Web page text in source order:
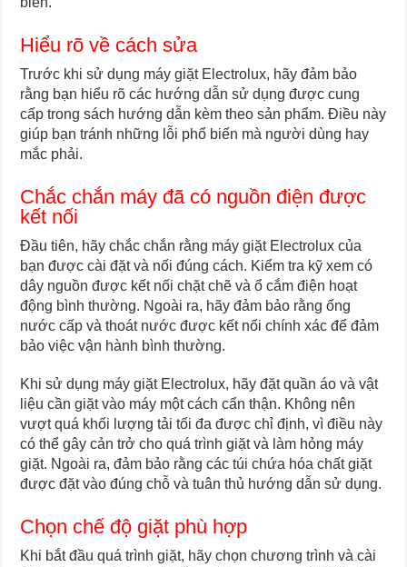
Hiểu rõ về cách sửa
Trước khi sử dụng máy giặt Electrolux, hãy đảm bảo
rằng bạn hiểu rõ các hướng dẫn sử dụng được cung
cấp trong sách hướng dẫn kèm theo sản phẩm. Điều này
giúp bạn tránh những lỗi phổ biến mà người dùng hay
mắc phải.
Chắc chắn máy đã có nguồn điện được
kết nối
Đầu tiên, hãy chắc chắn rằng máy giặt Electrolux của
bạn được cài đặt và nối đúng cách. Kiểm tra kỹ xem có
dây nguồn được kết nối chặt chẽ và ổ cắm điện hoạt
động bình thường. Ngoài ra, hãy đảm bảo rằng ống
nước cấp và thoát nước được kết nối chính xác để đảm
bảo việc vận hành bình thường.
Khi sử dụng máy giặt Electrolux, hãy đặt quần áo và vật
liệu cần giặt vào máy một cách cẩn thận. Không nên
vượt quá khối lượng tải tối đa được chỉ định, vì điều này
có thể gây cản trở cho quá trình giặt và làm hỏng máy
giặt. Ngoài ra, đảm bảo rằng các túi chứa hóa chất giặt
được đặt vào đúng chỗ và tuân thủ hướng dẫn sử dụng.
Chọn chế độ giặt phù hợp
Khi bắt đầu quá trình giặt, hãy chọn chương trình và cài